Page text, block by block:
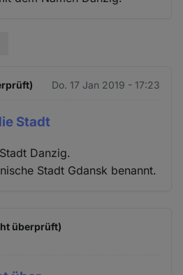
Do. 17 Jan 2019 - 17:23
Stadt
Danzig.
Stadt Gdansk benannt.
überprüft)